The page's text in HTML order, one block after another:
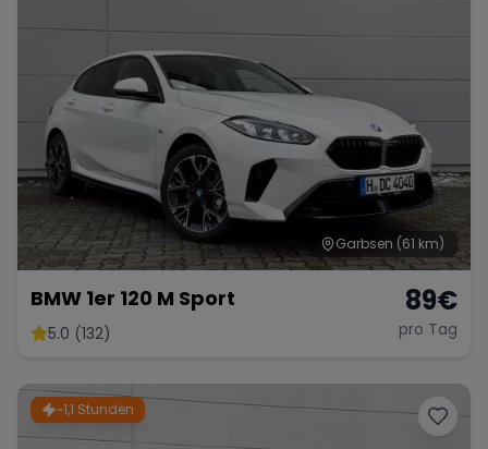
Garbsen (61 km)
BMW 1er 120 M Sport
5.0 (132)
89€
pro Tag
~1,1 Stunden